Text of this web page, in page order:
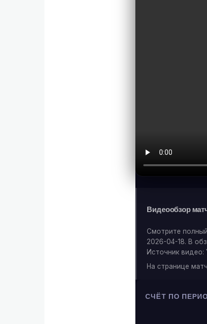
Видеообзор
Смотрите
2026-04-18. В
Источник видео:
На странице
СЧЁТ ПО